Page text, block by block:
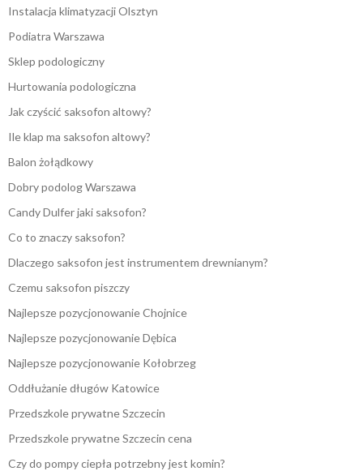
Instalacja klimatyzacji Olsztyn
Podiatra Warszawa
Sklep podologiczny
Hurtowania podologiczna
Jak czyścić saksofon altowy?
Ile klap ma saksofon altowy?
Balon żołądkowy
Dobry podolog Warszawa
Candy Dulfer jaki saksofon?
Co to znaczy saksofon?
Dlaczego saksofon jest instrumentem drewnianym?
Czemu saksofon piszczy
Najlepsze pozycjonowanie Chojnice
Najlepsze pozycjonowanie Dębica
Najlepsze pozycjonowanie Kołobrzeg
Oddłużanie długów Katowice
Przedszkole prywatne Szczecin
Przedszkole prywatne Szczecin cena
Czy do pompy ciepła potrzebny jest komin?